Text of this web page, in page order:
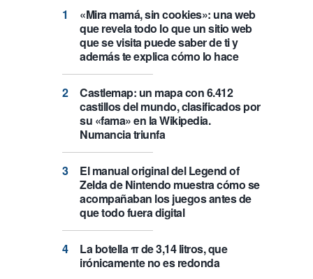
«Mira mamá, sin cookies»: una web
que revela todo lo que un sitio web
que se visita puede saber de ti y
además te explica cómo lo hace
Castlemap: un mapa con 6.412
castillos del mundo, clasificados por
su «fama» en la Wikipedia.
Numancia triunfa
El manual original del Legend of
Zelda de Nintendo muestra cómo se
acompañaban los juegos antes de
que todo fuera digital
La botella π de 3,14 litros, que
irónicamente no es redonda